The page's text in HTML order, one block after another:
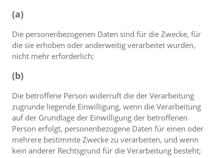
(a)
Die personenbezogenen Daten sind für die Zwecke, für
die sie erhoben oder anderweitig verarbeitet wurden,
nicht mehr erforderlich;
(b)
Die betroffene Person widerruft die der Verarbeitung
zugrunde liegende Einwilligung, wenn die Verarbeitung
auf der Grundlage der Einwilligung der betroffenen
Person erfolgt, personenbezogene Daten für einen oder
mehrere bestimmte Zwecke zu verarbeiten, und wenn
kein anderer Rechtsgrund für die Verarbeitung besteht;